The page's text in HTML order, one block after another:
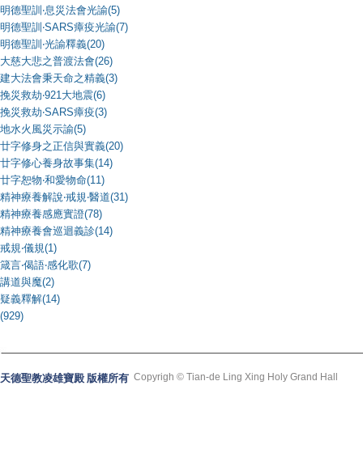
明德聖訓‧息災法會光諭(5)
明德聖訓‧SARS瘴疫光諭(7)
明德聖訓‧光諭釋義(20)
大慈大悲之普渡法會(26)
建大法會秉天命之精義(3)
挽災救劫‧921大地震(6)
挽災救劫‧SARS瘴疫(3)
地水火風災示諭(5)
廿字修身之正信與實義(20)
廿字修心養身故事集(14)
廿字恕物‧和愛物命(11)
精神療養解說‧戒規‧醫道(31)
精神療養感應實證(78)
精神療養會巡迴義診(14)
戒規‧儀規(1)
箴言‧偈語‧感化歌(7)
講道與魔(2)
疑義釋解(14)
(929)
天德聖教凌雄寶殿 版權所有 Copyrigh © Tian-de Ling Xing Holy Grand Hall